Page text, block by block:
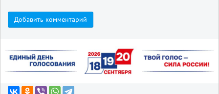
Добавить комментарий